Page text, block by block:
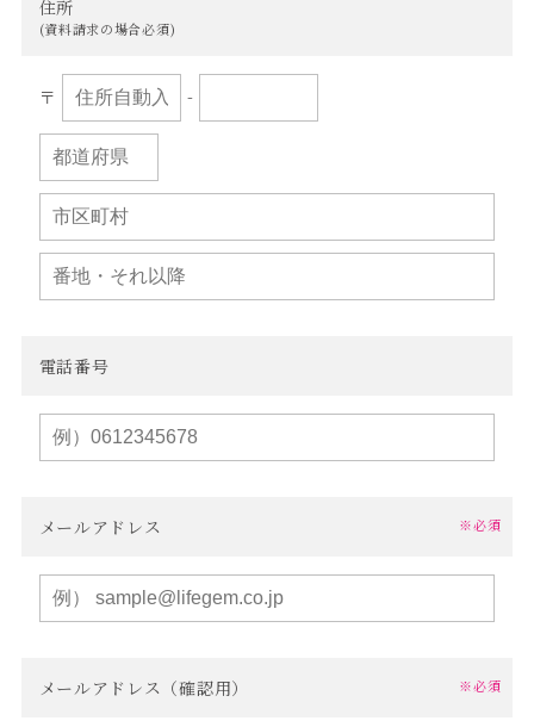
住所
(資料請求の場合必須)
〒 -
電話番号
メールアドレス ※必須
メールアドレス（確認用） ※必須